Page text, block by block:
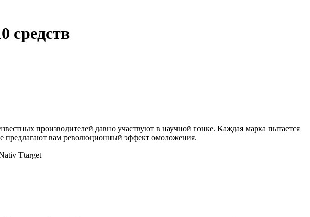
средств
производителей давно участвуют в научной гонке. Каждая марка пытается
предлагают вам революционный эффект омоложения.
Ttarget